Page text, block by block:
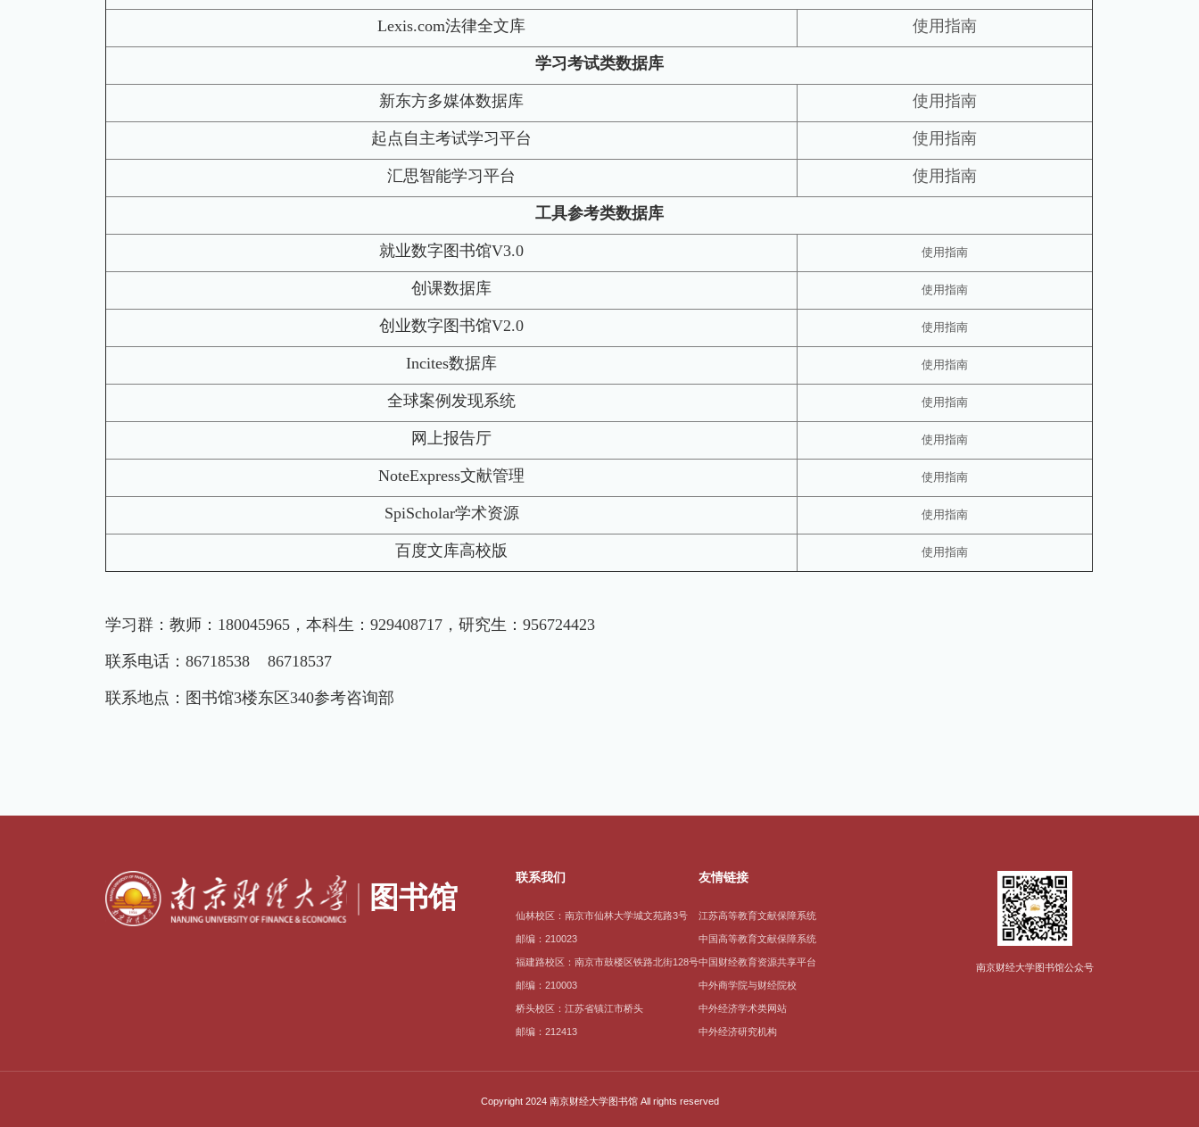
Lexis.com法律全文库 使用指南
学习考试类数据库
新东方多媒体数据库 使用指南
起点自主考试学习平台 使用指南
汇思智能学习平台 使用指南
工具参考类数据库
就业数字图书馆V3.0 使用指南
创课数据库 使用指南
创业数字图书馆V2.0 使用指南
Incites数据库 使用指南
全球案例发现系统 使用指南
网上报告厅 使用指南
NoteExpress文献管理 使用指南
SpiScholar学术资源 使用指南
百度文库高校版 使用指南
学习群：教师：180045965，本科生：929408717，研究生：956724423
联系电话：86718538 86718537
联系地点：图书馆3楼东区340参考咨询部
联系我们
仙林校区：南京市仙林大学城文苑路3号
邮编：210023
福建路校区：南京市鼓楼区铁路北街128号
邮编：210003
桥头校区：江苏省镇江市桥头
邮编：212413
友情链接
江苏高等教育文献保障系统
中国高等教育文献保障系统
中国财经教育资源共享平台
中外商学院与财经院校
中外经济学术类网站
中外经济研究机构
南京财经大学图书馆公众号
Copyright 2024 南京财经大学图书馆 All rights reserved